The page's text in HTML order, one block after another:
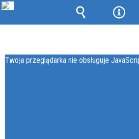
Twoja przeglądarka nie obsługuje